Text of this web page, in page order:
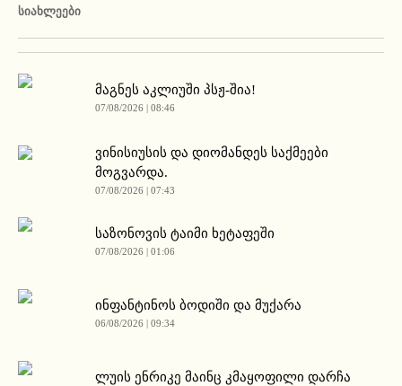
ᲡᲘᲐᲮᲚᲔᲔᲑᲘ
მაგნეს აკლიუში პსჟ-შია!
07/08/2026 | 08:46
ვინისიუსის და დიომანდეს საქმეები
მოგვარდა.
07/08/2026 | 07:43
საზონოვის ტაიმი ხეტაფეში
07/08/2026 | 01:06
ინფანტინოს ბოდიში და მუქარა
06/08/2026 | 09:34
ლუის ენრიკე მაინც კმაყოფილი დარჩა